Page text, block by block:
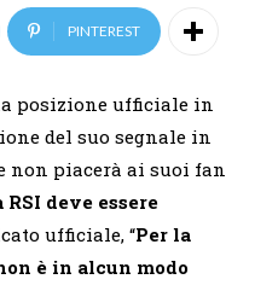
PINTEREST
posizione ufficiale in
del suo segnale in
non piacerà ai suoi fan
deve essere
ufficiale, “Per la
è in alcun modo